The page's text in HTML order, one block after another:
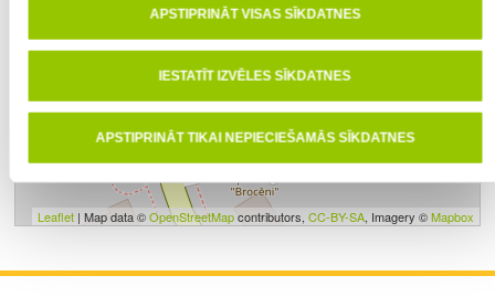
APSTIPRINĀT VISAS SĪKDATNES
IESTATĪT IZVĒLES SĪKDATNES
APSTIPRINĀT TIKAI NEPIECIEŠAMĀS SĪKDATNES
Leaflet| Map data ©OpenStreetMapcontributors, CC-BY-SA, Imagery ©Mapbox